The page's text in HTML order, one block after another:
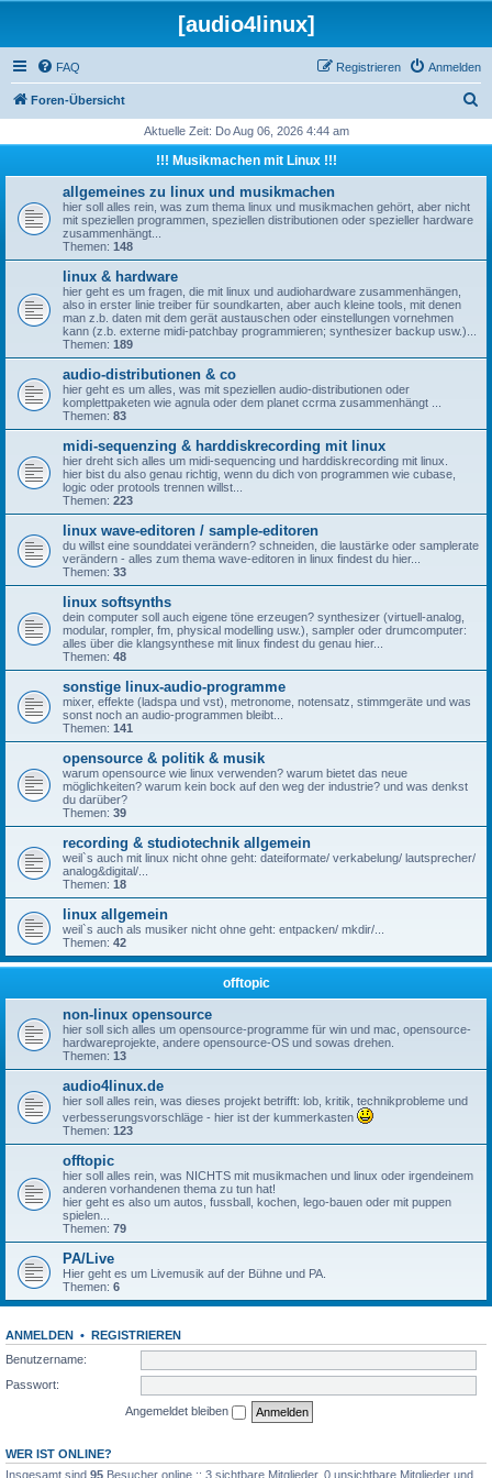
[audio4linux]
FAQ Anmelden
Registrieren
Foren-Übersicht
h
Aktuelle Zeit: Do Aug 06, 2026 4:44 am
!!! Musikmachen mit Linux !!!
allgemeines zu linux und musikmachen
hier soll alles rein, was zum thema linux und musikmachen gehört, aber nicht
mit speziellen programmen, speziellen distributionen oder spezieller hardware
zusammenhängt...
Themen: 148
linux & hardware
hier geht es um fragen, die mit linux und audiohardware zusammenhängen,
also in erster linie treiber für soundkarten, aber auch kleine tools, mit denen
man z.b. daten mit dem gerät austauschen oder einstellungen vornehmen
kann (z.b. externe midi-patchbay programmieren; synthesizer backup usw.)...
Themen: 189
audio-distributionen & co
hier geht es um alles, was mit speziellen audio-distributionen oder
komplettpaketen wie agnula oder dem planet ccrma zusammenhängt ...
Themen: 83
midi-sequenzing & harddiskrecording mit linux
hier dreht sich alles um midi-sequencing und harddiskrecording mit linux.
hier bist du also genau richtig, wenn du dich von programmen wie cubase,
logic oder protools trennen willst...
Themen: 223
linux wave-editoren / sample-editoren
du willst eine sounddatei verändern? schneiden, die laustärke oder samplerate
verändern - alles zum thema wave-editoren in linux findest du hier...
Themen: 33
linux softsynths
dein computer soll auch eigene töne erzeugen? synthesizer (virtuell-analog,
modular, rompler, fm, physical modelling usw.), sampler oder drumcomputer:
alles über die klangsynthese mit linux findest du genau hier...
Themen: 48
sonstige linux-audio-programme
mixer, effekte (ladspa und vst), metronome, notensatz, stimmgeräte und was
sonst noch an audio-programmen bleibt...
Themen: 141
opensource & politik & musik
warum opensource wie linux verwenden? warum bietet das neue
möglichkeiten? warum kein bock auf den weg der industrie? und was denkst
du darüber?
Themen: 39
recording & studiotechnik allgemein
weil`s auch mit linux nicht ohne geht: dateiformate/ verkabelung/ lautsprecher/
analog&digital/...
Themen: 18
linux allgemein
weil`s auch als musiker nicht ohne geht: entpacken/ mkdir/...
Themen: 42
offtopic
non-linux opensource
hier soll sich alles um opensource-programme für win und mac, opensource-
hardwareprojekte, andere opensource-OS und sowas drehen.
Themen: 13
audio4linux.de
hier soll alles rein, was dieses projekt betrifft: lob, kritik, technikprobleme und
verbesserungsvorschläge - hier ist der kummerkasten
Themen: 123
offtopic
hier soll alles rein, was NICHTS mit musikmachen und linux oder irgendeinem
anderen vorhandenen thema zu tun hat!
hier geht es also um autos, fussball, kochen, lego-bauen oder mit puppen
spielen...
Themen: 79
PA/Live
Hier geht es um Livemusik auf der Bühne und PA.
Themen: 6
ANMELDEN • REGISTRIEREN
Benutzername:
Passwort:
Angemeldet bleiben
WER IST ONLINE?
Insgesamt sind 95 Besucher online :: 3 sichtbare Mitglieder, 0 unsichtbare Mitglieder und